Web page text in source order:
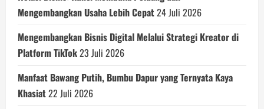
Mengembangkan Usaha Lebih Cepat24 Juli 2026
Mengembangkan Bisnis Digital Melalui Strategi Kreator di
Platform TikTok23 Juli 2026
Manfaat Bawang Putih, Bumbu Dapur yang Ternyata Kaya
Khasiat22 Juli 2026